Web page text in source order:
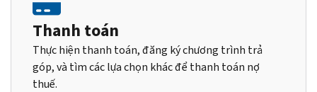
Thanh toán
Thực hiện thanh toán, đăng ký chương trình trả
góp, và tìm các lựa chọn khác để thanh toán nợ
thuế.